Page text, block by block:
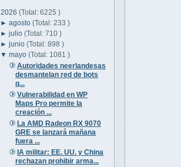
2026 (Total: 6225 )
►agosto(Total: 233 )
►julio(Total: 710 )
►junio(Total: 898 )
▼mayo(Total: 1081 )
Autoridades neerlandesas
desmantelan red de bots
q...
Vulnerabilidad en WP
Maps Pro permite la
creación ...
La AMD Radeon RX 9070
GRE se lanzará mañana
fuera ...
IA militar: EE. UU. y China
rechazan prohibir arma...